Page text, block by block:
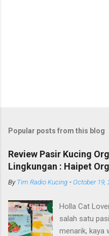
Popular posts from this blog
Review Pasir Kucing
Lingkungan : Haipet
ByTim Radio Kucing -October 19,
Holla Cat
salah satu
menarik, kaya